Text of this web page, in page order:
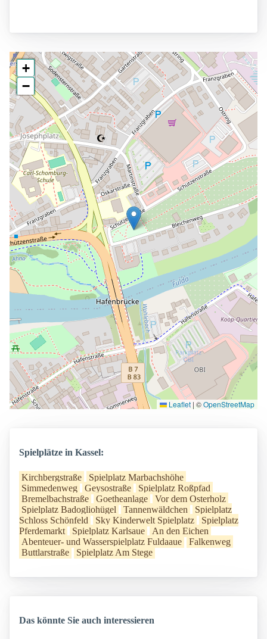
+
−
Leaflet | ©OpenStreetMap
Spielplätze in Kassel:
Kirchbergstraße
Spielplatz Marbachshöhe
Simmedenweg
Geysostraße
Spielplatz Roßpfad
Bremelbachstraße
Goetheanlage
Vor dem Osterholz
Spielplatz Badogliohügel
Tannenwäldchen
Spielplatz
Schloss Schönfeld
Sky Kinderwelt Spielplatz
Spielplatz
Pferdemarkt
Spielplatz Karlsaue
An den Eichen
Abenteuer- und Wasserspielplatz Fuldaaue
Falkenweg
Buttlarstraße
Spielplatz Am Stege
Das könnte Sie auch interessieren